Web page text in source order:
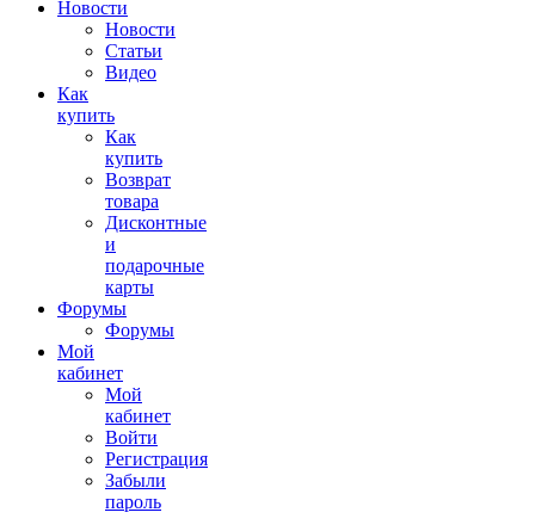
Новости
Новости
Статьи
Видео
Как
купить
Как
купить
Возврат
товара
Дисконтные
и
подарочные
карты
Форумы
Форумы
Мой
кабинет
Мой
кабинет
Войти
Регистрация
Забыли
пароль